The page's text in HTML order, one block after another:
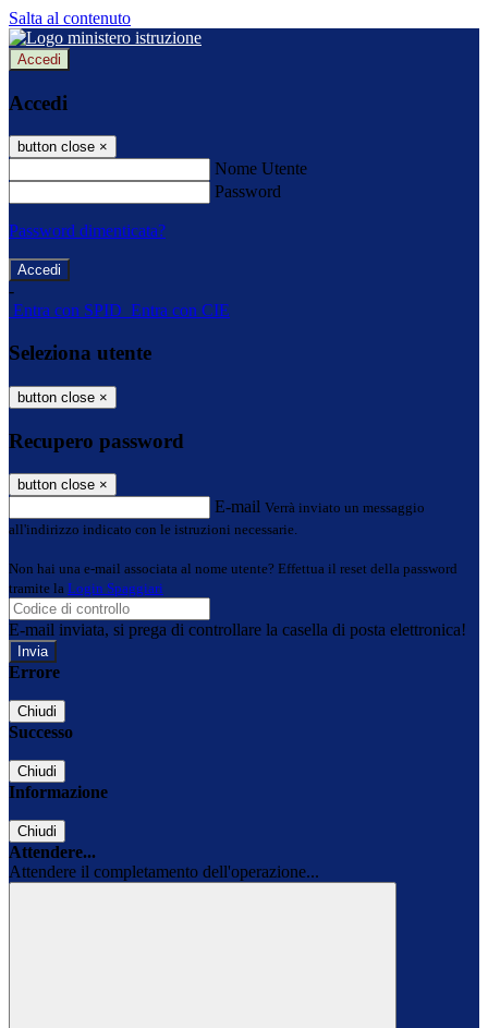
Salta al contenuto
Accedi
Accedi
button close ×
Nome Utente
Password
Password dimenticata?
-
Entra con SPID Entra con CIE
Seleziona utente
button close ×
Recupero password
button close ×
E-mail Verrà inviato un messaggio
all'indirizzo indicato con le istruzioni necessarie.
Non hai una e-mail associata al nome utente? Effettua il reset della password
tramite la Login Spaggiari
E-mail inviata, si prega di controllare la casella di posta elettronica!
Errore
Chiudi
Successo
Chiudi
Informazione
Chiudi
Attendere...
Attendere il completamento dell'operazione...